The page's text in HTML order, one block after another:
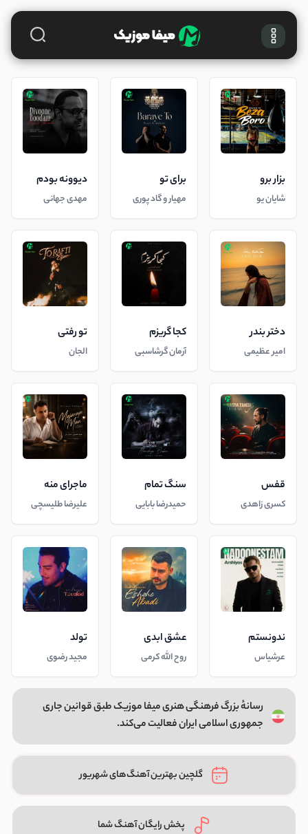
بزار برو
شایان یو
برای تو
مهیار و گاد پوری
دیوونه بودم
مهدی جهانی
دختر بندر
امیر عظیمی
کجا گریزم
آرمان گرشاسبی
تو رفتی
الجان
قفس
کسری زاهدی
سنگ تمام
حمیدرضا بابایی
ماجرای منه
علیرضا طلیسچی
ندونستم
عرشیاس
عشق ابدی
روح الله کرمی
تولد
مجید رضوی
رسانهٔ بزرگ فرهنگی هنری میفا موزیک طبق قوانین جاری
جمهوری اسلامی ایران فعالیت می‌کند.
گلچین بهترین آهنگ‌های شهریور
پخش رایگان آهنگ شما